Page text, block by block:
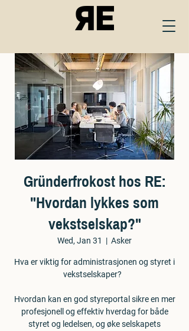
Gründerfrokost hos RE:
"Hvordan lykkes som
vekstselskap?"
Wed, Jan 31
  |
Asker
Hva er viktig for administrasjonen og styret i
vekstselskaper?
Hvordan kan en god styreportal sikre en mer
profesjonell og effektiv hverdag for både
styret og ledelsen, og øke selskapets